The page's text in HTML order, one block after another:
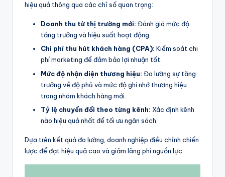
hiệu quả thông qua các chỉ số quan trọng:
Doanh thu từ thị trường mới: Đánh giá mức độ
tăng trưởng và hiệu suất hoạt động.
Chi phí thu hút khách hàng (CPA): Kiểm soát chi
phí marketing để đảm bảo lợi nhuận tốt.
Mức độ nhận diện thương hiệu: Đo lường sự tăng
trưởng về độ phủ và mức độ ghi nhớ thương hiệu
trong nhóm khách hàng mới.
Tỷ lệ chuyển đổi theo từng kênh: Xác định kênh
nào hiệu quả nhất để tối ưu ngân sách.
Dựa trên kết quả đo lường, doanh nghiệp điều chỉnh chiến
lược để đạt hiệu quả cao và giảm lãng phí nguồn lực.